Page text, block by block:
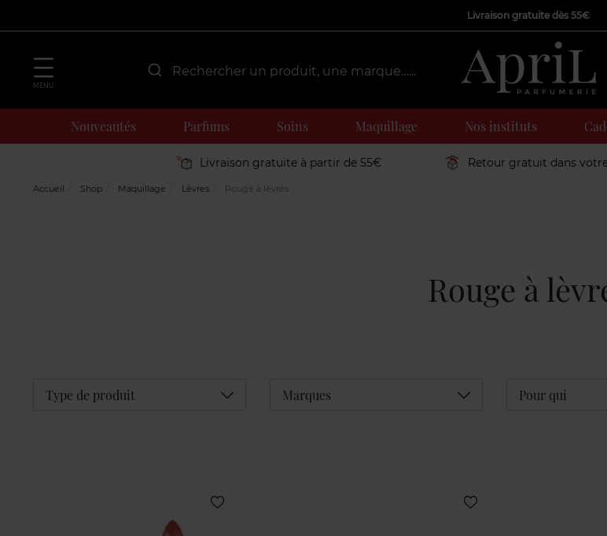
Livraison gratuite dès 55€
MENU
Nouveautés Parfums Soins Maquillage Nos instituts
Livraison gratuite à partir de 55€ Retour gratuit dans
Accueil Shop Maquillage Lèvres Rouge à lèvres
Rouge à
Type de produit Déplier Marques Déplier Pour qui